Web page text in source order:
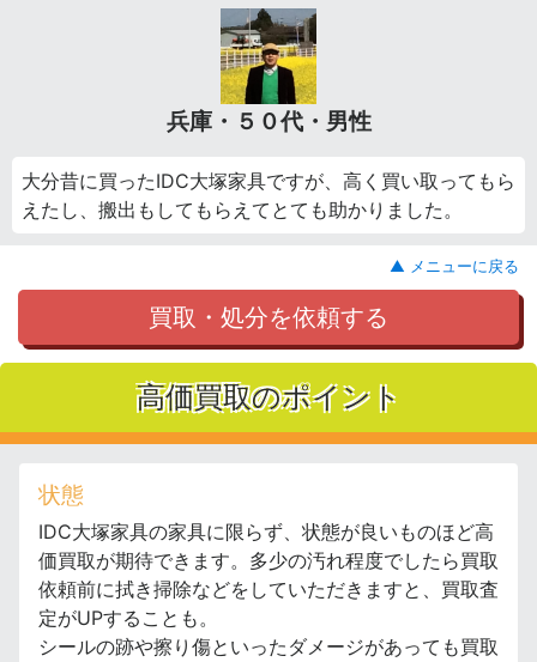
兵庫・５０代・男性
大分昔に買ったIDC大塚家具ですが、高く買い取ってもら
えたし、搬出もしてもらえてとても助かりました。
▲ メニューに戻る
買取・処分を依頼する
高価買取のポイント
状態
IDC大塚家具の家具に限らず、状態が良いものほど高
価買取が期待できます。多少の汚れ程度でしたら買取
依頼前に拭き掃除などをしていただきますと、買取査
定がUPすることも。
シールの跡や擦り傷といったダメージがあっても買取